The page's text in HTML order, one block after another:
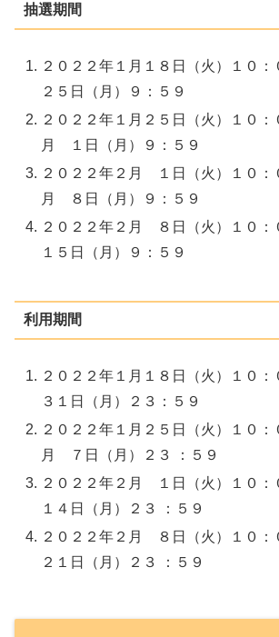
抽選期間
２０２２年１月１８日（火）１０
２５日（月）９：５９
２０２２年１月２５日（火）１０
月 １日（月）９：５９
２０２２年２月 １日（火）１０
月 ８日（月）９：５９
２０２２年２月 ８日（火）１０
１５日（月）９：５９
利用期間
２０２２年１月１８日（火）１０
３１日（月）２３：５９
２０２２年１月２５日（火）１０
月 ７日（月）２３ ：５９
２０２２年２月 １日（火）１０
１４日（月）２３ ：５９
２０２２年２月 ８日（火）１０
２１日（月）２３ ：５９